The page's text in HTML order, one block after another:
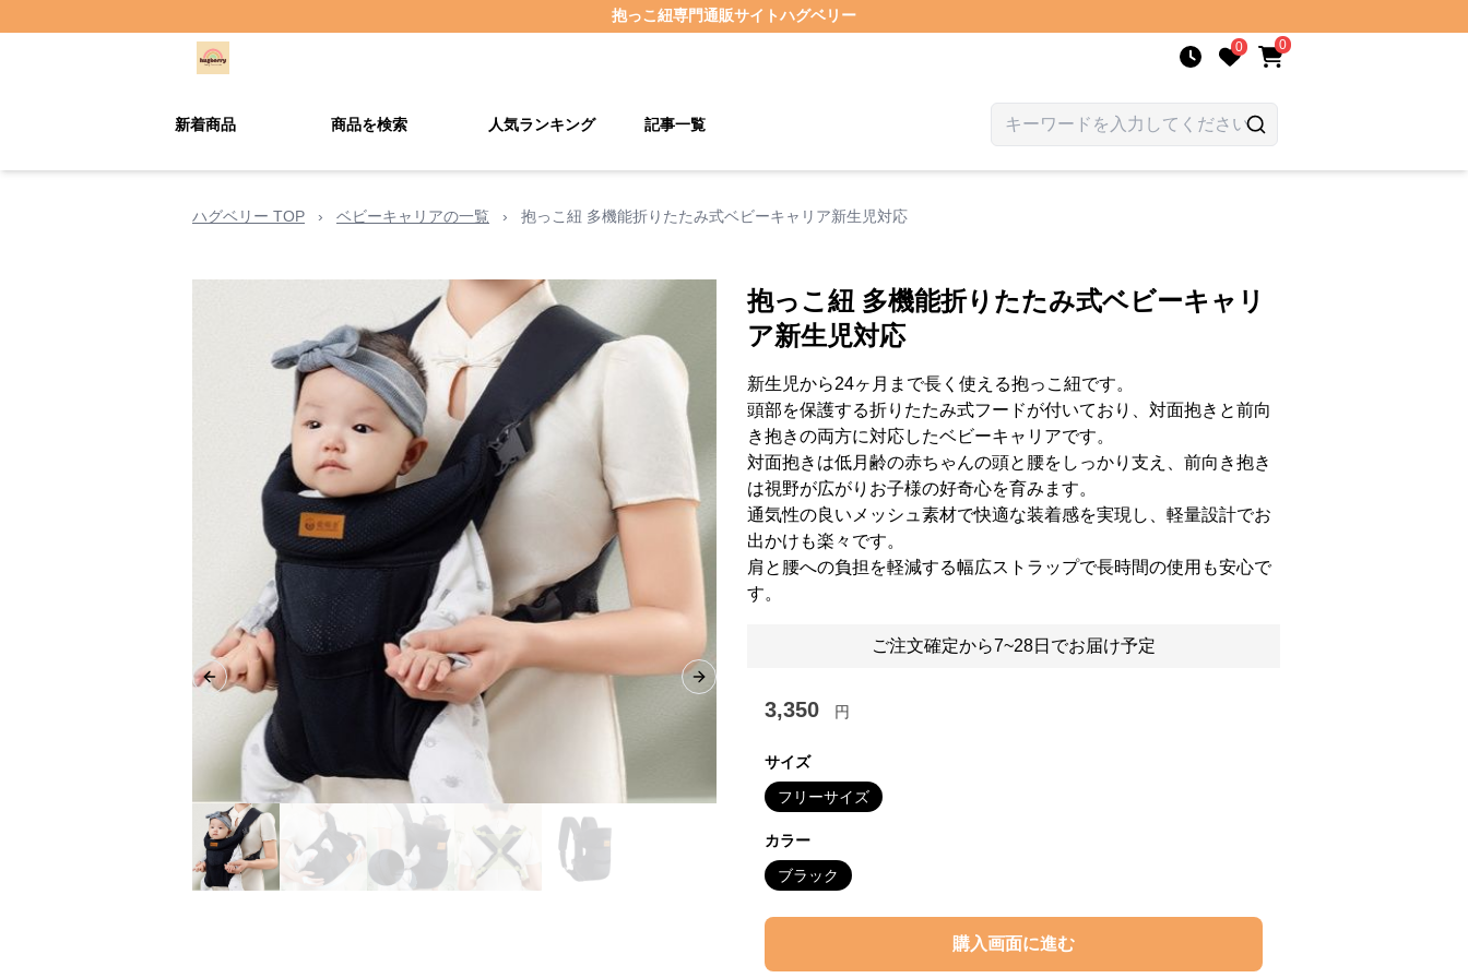
抱っこ紐専門通販サイトハグベリー
0 0
新着商品 商品を検索 人気ランキング 記事一覧
ハグベリー TOP › ベビーキャリアの一覧 › 抱っこ紐 多機能折りたたみ式ベビーキャリア新生児対応
Previous slide Next slide
抱っこ紐 多機能折りたたみ式ベビーキャリ
ア新生児対応
新生児から24ヶ月まで長く使える抱っこ紐です。
頭部を保護する折りたたみ式フードが付いており、対面抱きと前向
き抱きの両方に対応したベビーキャリアです。
対面抱きは低月齢の赤ちゃんの頭と腰をしっかり支え、前向き抱き
は視野が広がりお子様の好奇心を育みます。
通気性の良いメッシュ素材で快適な装着感を実現し、軽量設計でお
出かけも楽々です。
肩と腰への負担を軽減する幅広ストラップで長時間の使用も安心で
す。
ご注文確定から7~28日でお届け予定
3,350 円
サイズ
フリーサイズ
カラー
ブラック
購入画面に進む